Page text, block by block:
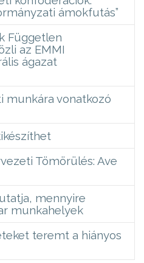
ámokfutás”
Független
az EMMI
ágazat
munkára vonatkozó
Tömörülés: Ave
mennyire
munkahelyek
teremt a hiányos